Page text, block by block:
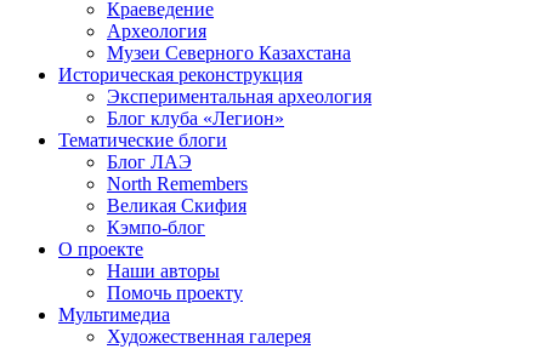
Краеведение
Археология
Музеи Северного Казахстана
Историческая реконструкция
Экспериментальная археология
Блог клуба «Легион»
Тематические блоги
Блог ЛАЭ
North Remembers
Великая Скифия
Кэмпо-блог
О проекте
Наши авторы
Помочь проекту
Мультимедиа
Художественная галерея